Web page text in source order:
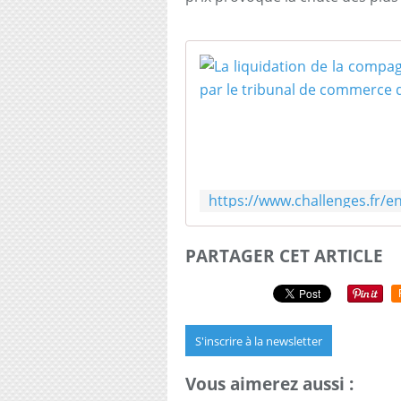
PARTAGER CET ARTICLE
S'inscrire à la newsletter
Vous aimerez aussi :